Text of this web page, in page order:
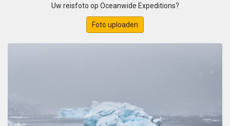
Uw reisfoto op Oceanwide Expeditions?
Foto uploaden